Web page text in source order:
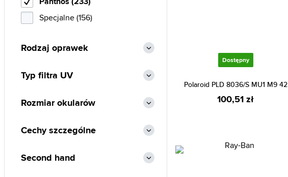
Dostępny
Polaroid PLD 8036/S MU1 M9 42
100,51 zł
Specjalne (156)
Rodzaj oprawek
Typ filtra UV
Rozmiar okularów
Cechy szczególne
Second hand